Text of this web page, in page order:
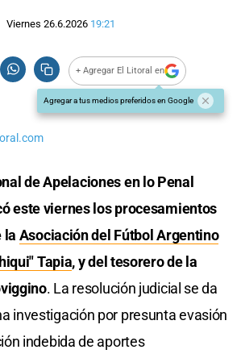
Viernes 26.6.2026 19:21
+ Agregar El Litoral en
Agregar a tus medios preferidos en Google
de Apelaciones en lo Penal
este viernes los procesamientos
la Asociación del Fútbol Argentino
Tapia, y del tesorero de la
. La resolución judicial se da
investigación por presunta evasión
indebida de aportes